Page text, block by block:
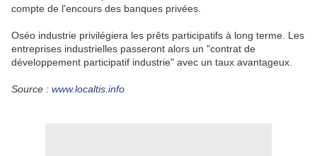
compte de l'encours des banques privées.
Oséo industrie privilégiera les prêts participatifs à long terme. Les
entreprises industrielles passeront alors un "contrat de
développement participatif industrie" avec un taux avantageux.
Source : www.localtis.info